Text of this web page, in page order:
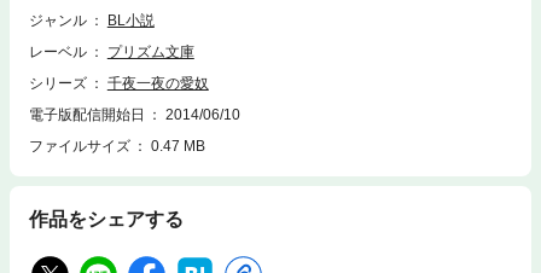
ジャンル
BL小説
レーベル
プリズム文庫
シリーズ
千夜一夜の愛奴
電子版配信開始日
2014/06/10
ファイルサイズ
0.47 MB
作品をシェアする